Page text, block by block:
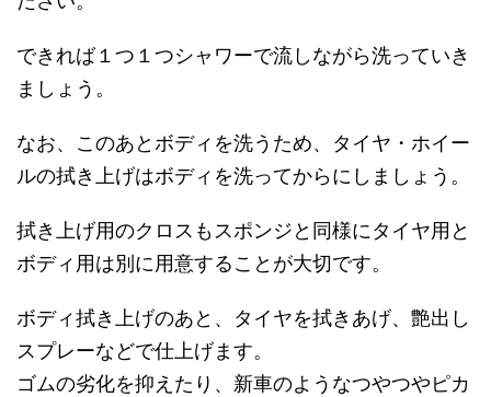
できれば１つ１つシャワーで流しながら洗っていき
ましょう。
なお、このあとボディを洗うため、タイヤ・ホイー
ルの拭き上げはボディを洗ってからにしましょう。
拭き上げ用のクロスもスポンジと同様にタイヤ用と
ボディ用は別に用意することが大切です。
ボディ拭き上げのあと、タイヤを拭きあげ、艶出し
スプレーなどで仕上げます。
ゴムの劣化を抑えたり、新車のようなつやつやピカ